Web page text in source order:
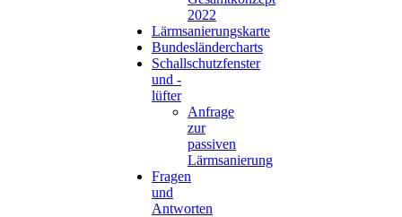
2022
Lärmsanierungskarte
Bundesländercharts
Schallschutzfenster
und -
lüfter
Anfrage
zur
passiven
Lärmsanierung
Fragen
und
Antworten